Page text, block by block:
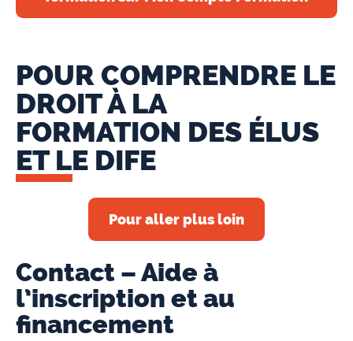
POUR COMPRENDRE LE
DROIT À LA
FORMATION DES ÉLUS
ET LE DIFE
Pour aller plus loin
Contact – Aide à
l’inscription et au
financement